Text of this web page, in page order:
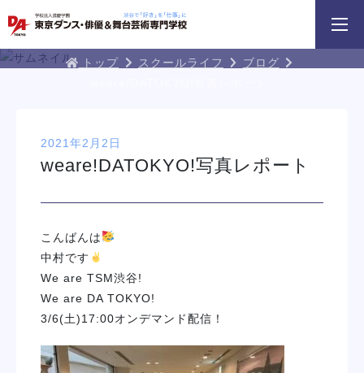
学科・専攻 資料請求 オープンキャンパス
DA TOKYOブログ
トップ スクールライフ
ブログ
2021年2月2日
weare!DATOKYO!写真レポート
こんばんは
中村です
We are TSM渋谷!
We are DA TOKYO!
3/6(土)17:00オンデマンド配信！